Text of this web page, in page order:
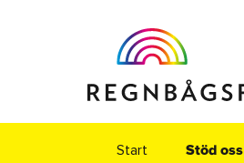
Start Stöd oss